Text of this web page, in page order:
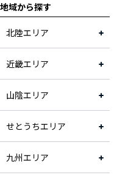
和歌山県
10,001円～
地域から探す
北陸エリア
近畿エリア
山陰エリア
せとうちエリア
九州エリア